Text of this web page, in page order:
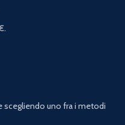
uno fra i metodi